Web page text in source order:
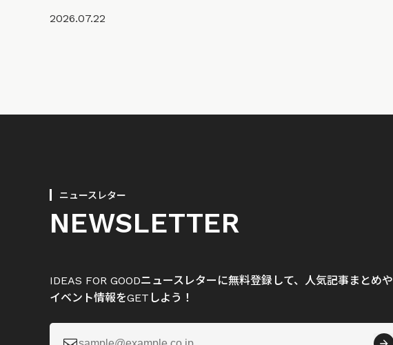
2026.07.22
ニュースレター
NEWSLETTER
IDEAS FOR GOODニュースレターに無料登録して、人気記事まとめや
イベント情報をGETしよう！